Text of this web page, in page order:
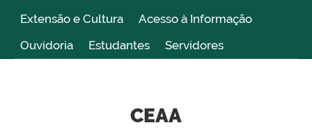
Extensão e Cultura
Acesso à Informação
Ouvidoria
Estudantes Servidores
CEAA